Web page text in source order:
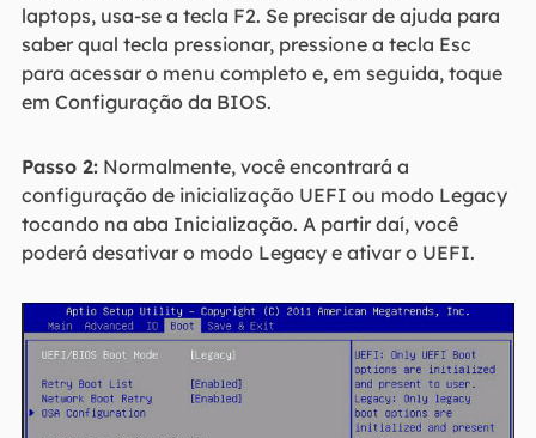
laptops, usa-se a tecla F2. Se precisar de ajuda para
saber qual tecla pressionar, pressione a tecla Esc
para acessar o menu completo e, em seguida, toque
em Configuração da BIOS.
Passo 2:Normalmente, você encontrará a
configuração de inicialização UEFI ou modo Legacy
tocando na aba Inicialização. A partir daí, você
poderá desativar o modo Legacy e ativar o UEFI.